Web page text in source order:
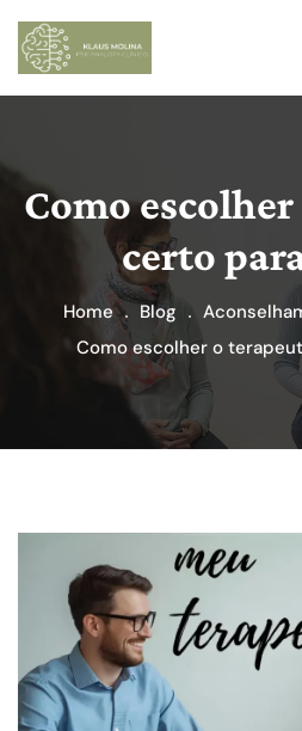
Como
certo
Home Blog
Como escolher o